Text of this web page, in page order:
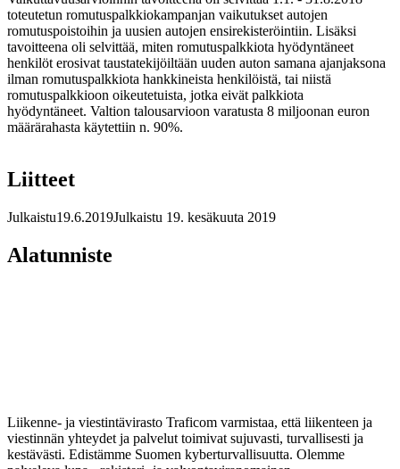
toteutetun romutuspalkkiokampanjan vaikutukset autojen
romutuspoistoihin ja uusien autojen ensirekisteröintiin. Lisäksi
tavoitteena oli selvittää, miten romutuspalkkiota hyödyntäneet
henkilöt erosivat taustatekijöiltään uuden auton samana ajanjaksona
ilman romutuspalkkiota hankkineista henkilöistä, tai niistä
romutuspalkkioon oikeutetuista, jotka eivät palkkiota
hyödyntäneet. Valtion talousarvioon varatusta 8 miljoonan euron
määrärahasta käytettiin n. 90%.
Liitteet
Julkaistu19.6.2019Julkaistu 19. kesäkuuta 2019
Alatunniste
Liikenne- ja viestintävirasto Traficom varmistaa, että liikenteen ja
viestinnän yhteydet ja palvelut toimivat sujuvasti, turvallisesti ja
kestävästi. Edistämme Suomen kyberturvallisuutta. Olemme